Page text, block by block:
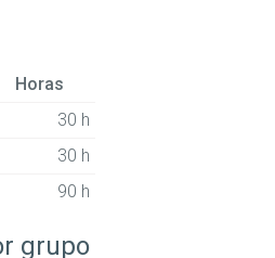
Horas
30 h
30 h
90 h
grupo